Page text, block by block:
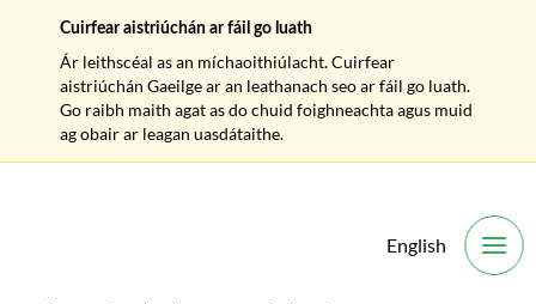
English
Cuirfear aistriúchán ar fáil go luath
Ár leithscéal as an míchaoithiúlacht. Cuirfear
aistriúchán Gaeilge ar an leathanach seo ar fáil go luath.
Go raibh maith agat as do chuid foighneachta agus muid
ag obair ar leagan uasdátaithe.